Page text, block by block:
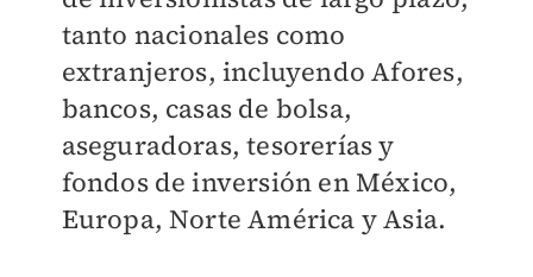
tanto nacionales como
extranjeros, incluyendo Afores,
bancos, casas de bolsa,
aseguradoras, tesorerías y
fondos de inversión en México,
Europa, Norte América y Asia.